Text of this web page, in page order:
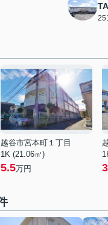
越谷市宮本町１丁目
1K (21.06㎡)
5.5万円